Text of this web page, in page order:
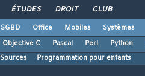
ÉTUDES DROIT CLUB
SGBD Office Mobiles
Systèmes
Objective C Pascal Perl Python
Sources Programmation pour enfants